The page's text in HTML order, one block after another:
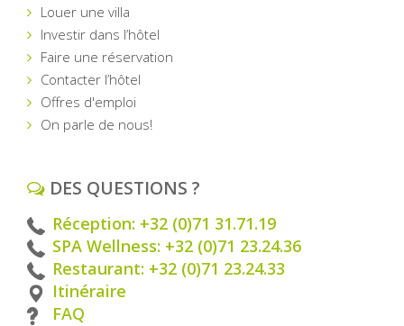
Louer une villa
Investir dans l’hôtel
Faire une réservation
Contacter l’hôtel
Offres d'emploi
On parle de nous!
DES QUESTIONS ?
Réception: +32 (0)71 31.71.19
SPA Wellness: +32 (0)71 23.24.36
Restaurant: +32 (0)71 23.24.33
Itinéraire
FAQ